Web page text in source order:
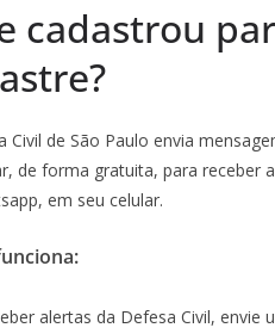
cadastrou
Civil de São Paulo envia
de forma gratuita, para receber
em seu celular.
alertas da Defesa Civil, envie